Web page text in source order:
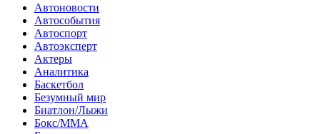
Автоновости
Автособытия
Автоспорт
Автоэксперт
Актеры
Аналитика
Баскетбол
Безумный мир
Биатлон/Лыжи
Бокс/MMA